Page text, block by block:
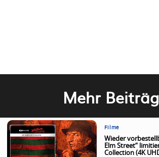
Mehr
Filme
Wieder
Elm Street“
Collection (4K